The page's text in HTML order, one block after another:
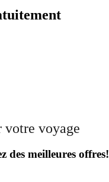
voyage
des meilleures offres!